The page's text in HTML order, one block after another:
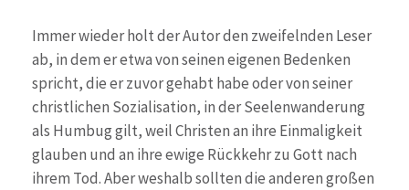
Immer wieder holt der Autor den zweifelnden Leser
ab, in dem er etwa von seinen eigenen Bedenken
spricht, die er zuvor gehabt habe oder von seiner
christlichen Sozialisation, in der Seelenwanderung
als Humbug gilt, weil Christen an ihre Einmaligkeit
glauben und an ihre ewige Rückkehr zu Gott nach
ihrem Tod. Aber weshalb sollten die anderen großen